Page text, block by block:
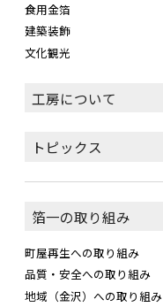
食用金箔
建築装飾
文化観光
工房について
トピックス
箔一の取り組み
町屋再生への取り組み
品質・安全への取り組み
地域（金沢）への取り組み